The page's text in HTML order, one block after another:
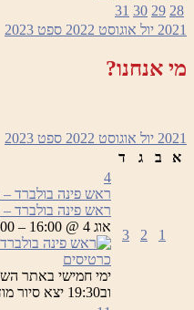
28
29
30
31
2021 יול אוגוסט 2022 ספט 2023
מי אנחנו?
2021 יול אוגוסט 2022 ספט 2023
א
ב ג ד
1
2
3
4
ראש פינה בולברד –
ראש פינה בולברד –
אוג 4 @ 16:00 – 23:00
כרטיסים
וב19:30 יצא סיור מודרך באתר השחזור …